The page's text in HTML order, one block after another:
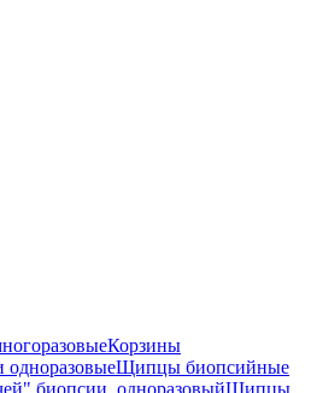
Корзины
Щипцы биопсийные
биопсии, одноразовыйЩипцы